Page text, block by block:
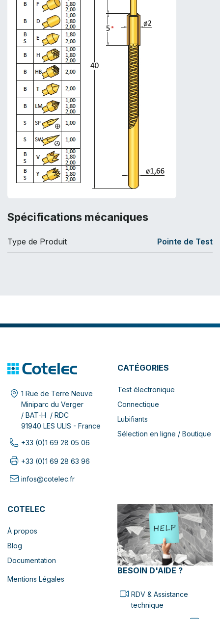
Spécifications mécaniques
Type de Produit Pointe de Test
1 Rue de Terre Neuve
Miniparc du Verger
/ BAT-H / RDC
91940 LES ULIS - France
+33 (0)1 69 28 05 06
+33 (0)1 69 28 63 96
infos@cotelec.fr
CATÉGORIES
Test électronique
Connectique
Lubifiants
Sélection en ligne / Boutique
COTELEC
À propos
Blog
Documentation
Mentions Légales
BESOIN D'AIDE ?
RDV & Assistance
technique